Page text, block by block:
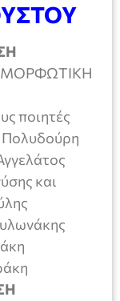
ΜΟΡΦΩΤΙΚΗ
ποιητές
και